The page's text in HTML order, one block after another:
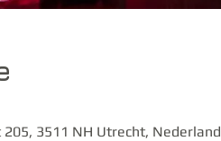
3511 NH Utrecht, Nederland